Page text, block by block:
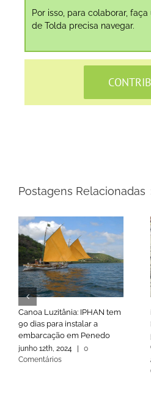
Por isso, para colaborar,
de Tolda precisa navegar.
Postagens Relacionadas
Canoa Luzitânia: IPHAN tem
90 dias para instalar a
embarcação em Penedo
junho 12th, 2024
0
Comentários